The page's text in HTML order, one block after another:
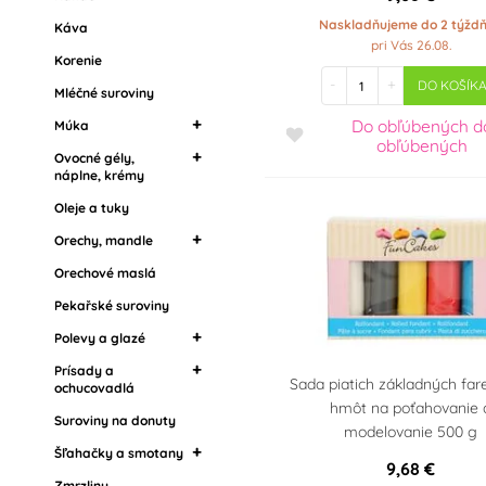
Suroviny na donuty
Šľahačky a smotany
Zmrzliny
Želatíny
Ostatní cukrářské
suroviny
Štetce s jedlou farbou
Tekuté farby
Třpytky do nápojů
glitre
Jedlé kvety
Káva
Korenie
Mléčné suroviny
Múka
Mandľová múka
Ovocné gély,
náplne, krémy
Krémy na torty
Náplne, krémy a
arómy
Oleje a tuky
Orechy, mandle
Mandľová múka
Orechové maslá
Pekařské suroviny
Polevy a glazé
Zrkadlové polevy
Poleva v kôstkach
Drip polevy
Prísady a
ochucovadlá
Potravinárske arómy
Griláš (griliáž)
Suroviny na donuty
Šľahačky a smotany
Naskladňujeme do 2
pri Vás 26.08.
- + DO KOŠÍKA
Do obľúbených
obľúbených
Sada piatich základných
hmôt na poťahovanie
modelovanie 500 g
9,68 €